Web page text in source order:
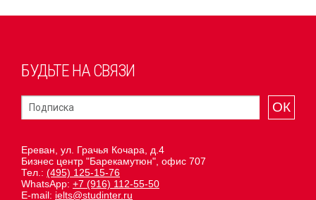
БУДЬТЕ НА СВЯЗИ
ОК
Ереван, ул. Грачья Кочара, д.4
Бизнес центр "Барекамутюн", офис 707
Тел.: (495) 125-15-76
WhatsApp: +7 (916) 112-55-50
E-mail: ielts@studinter.ru